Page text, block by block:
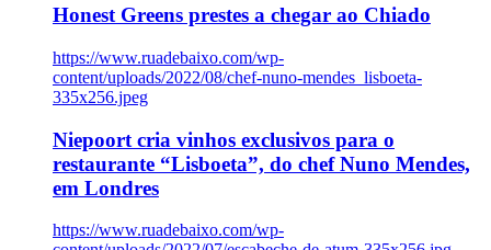
Honest Greens prestes a chegar ao Chiado
https://www.ruadebaixo.com/wp-
content/uploads/2022/08/chef-nuno-mendes_lisboeta-
335x256.jpeg
Niepoort cria vinhos exclusivos para o
restaurante “Lisboeta”, do chef Nuno Mendes,
em Londres
https://www.ruadebaixo.com/wp-